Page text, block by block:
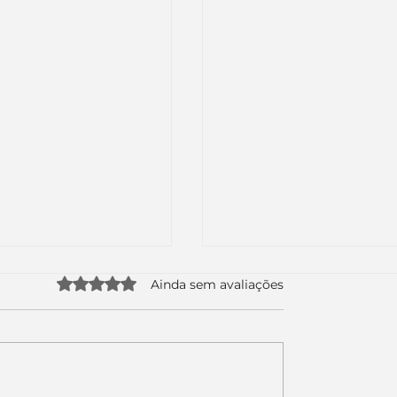
Avaliado com 0 de 5 estrelas.
Ainda sem avaliações